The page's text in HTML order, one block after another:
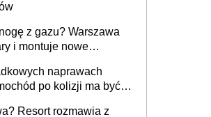
z gazu? Warszawa
i montuje nowe
naprawach
po kolizji ma być
Resort rozmawia z